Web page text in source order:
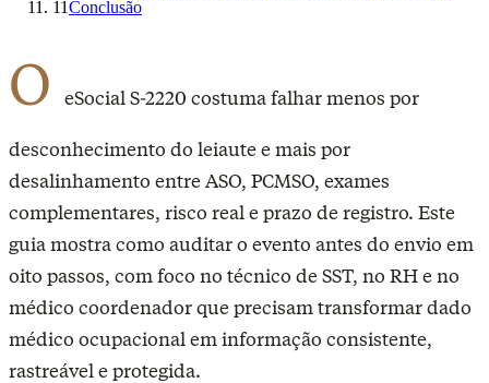
11Conclusão
O eSocial S-2220 costuma falhar menos por
desconhecimento do leiaute e mais por
desalinhamento entre ASO, PCMSO, exames
complementares, risco real e prazo de registro. Este
guia mostra como auditar o evento antes do envio em
oito passos, com foco no técnico de SST, no RH e no
médico coordenador que precisam transformar dado
médico ocupacional em informação consistente,
rastreável e protegida.